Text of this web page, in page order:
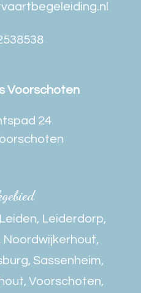
Voorschoten
24
Leiden, Leiderdorp,
Noordwijkerhout,
,Sassenheim,
, Voorschoten,